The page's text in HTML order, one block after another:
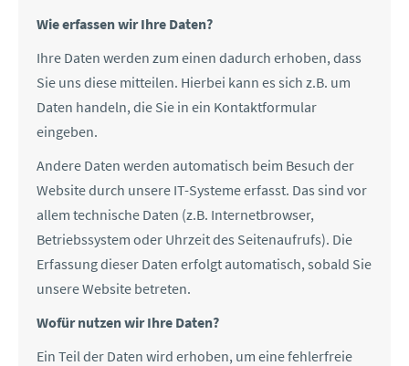
Wie erfassen wir Ihre Daten?
Ihre Daten werden zum einen dadurch erhoben, dass
Sie uns diese mitteilen. Hierbei kann es sich z.B. um
Daten handeln, die Sie in ein Kontaktformular
eingeben.
Andere Daten werden automatisch beim Besuch der
Website durch unsere IT-Systeme erfasst. Das sind vor
allem technische Daten (z.B. Internetbrowser,
Betriebssystem oder Uhrzeit des Seitenaufrufs). Die
Erfassung dieser Daten erfolgt automatisch, sobald Sie
unsere Website betreten.
Wofür nutzen wir Ihre Daten?
Ein Teil der Daten wird erhoben, um eine fehlerfreie